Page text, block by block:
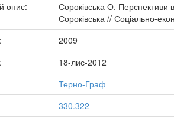
опис:
Сороківська О. Перспективи
Сороківська // Соціально-
2009
18-лис-2012
Терно-Граф
330.322